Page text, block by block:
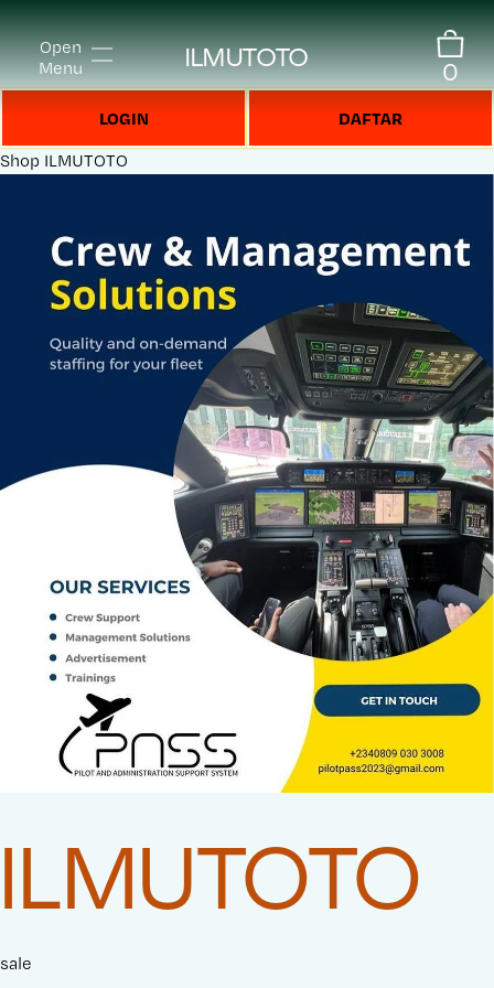
Open
Menu
ILMUTOTO 0
LOGIN DAFTAR
Shop ILMUTOTO
ILMUTOTO
sale